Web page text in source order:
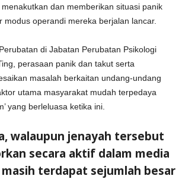
dan memberikan situasi panik
modus operandi mereka berjalan lancar.
di Jabatan Perubatan Psikologi
perasaan panik dan takut serta
masalah berkaitan undang-undang
utama masyarakat mudah terpedaya
yang berleluasa ketika ini.
walaupun jenayah tersebut
secara aktif dalam media
terdapat sejumlah besar